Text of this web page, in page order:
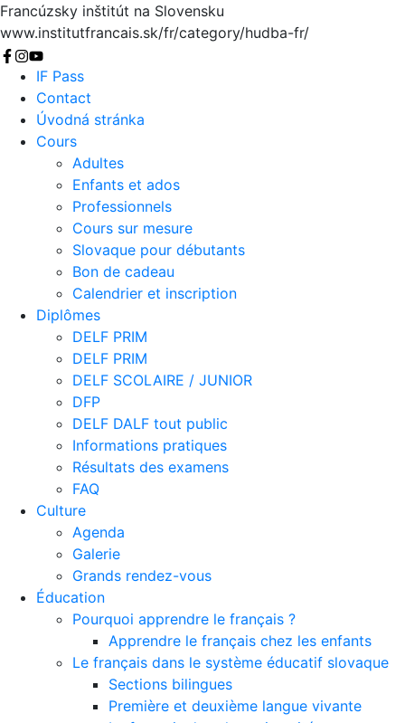
Francúzsky inštitút na Slovensku
www.institutfrancais.sk/fr/category/hudba-fr/
Chercher
IF Pass
Contact
Úvodná stránka
Cours
Adultes
Enfants et ados
Professionnels
Cours sur mesure
Slovaque pour débutants
Bon de cadeau
Calendrier et inscription
Diplômes
DELF PRIM
DELF PRIM
DELF SCOLAIRE / JUNIOR
DFP
DELF DALF tout public
Informations pratiques
Résultats des examens
FAQ
Culture
Agenda
Galerie
Grands rendez-vous
Éducation
Pourquoi apprendre le français ?
Apprendre le français chez les enfants
Le français dans le système éducatif slovaque
Sections bilingues
Première et deuxième langue vivante